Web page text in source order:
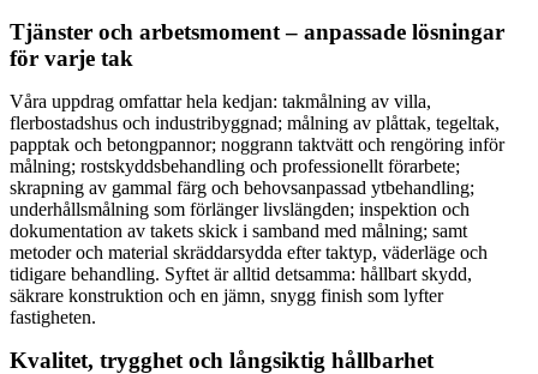
Tjänster och arbetsmoment – anpassade lösningar
för varje tak
Våra uppdrag omfattar hela kedjan: takmålning av villa,
flerbostadshus och industribyggnad; målning av plåttak, tegeltak,
papptak och betongpannor; noggrann taktvätt och rengöring inför
målning; rostskyddsbehandling och professionellt förarbete;
skrapning av gammal färg och behovsanpassad ytbehandling;
underhållsmålning som förlänger livslängden; inspektion och
dokumentation av takets skick i samband med målning; samt
metoder och material skräddarsydda efter taktyp, väderläge och
tidigare behandling. Syftet är alltid detsamma: hållbart skydd,
säkrare konstruktion och en jämn, snygg finish som lyfter
fastigheten.
Kvalitet, trygghet och långsiktig hållbarhet